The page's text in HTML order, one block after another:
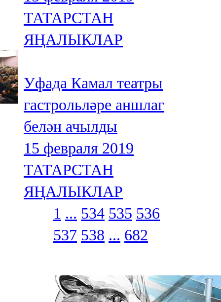
ТАТАРСТАН
ЯҢАЛЫКЛАР
Уфада Камал театры
гастрольләре аншлаг
белән ачылды
15 февраля 2019
ТАТАРСТАН
ЯҢАЛЫКЛАР
1 ... 534 535 536
537 538 ... 682